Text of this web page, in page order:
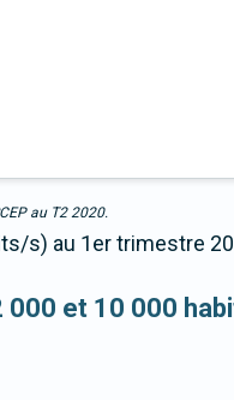
au T2 2020.
s) au 1er trimestre
000 et 10 000